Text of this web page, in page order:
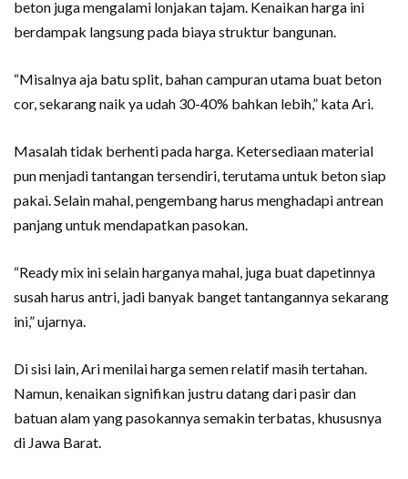
beton juga mengalami lonjakan tajam. Kenaikan harga ini
berdampak langsung pada biaya struktur bangunan.
“Misalnya aja batu split, bahan campuran utama buat beton
cor, sekarang naik ya udah 30-40% bahkan lebih,” kata Ari.
Masalah tidak berhenti pada harga. Ketersediaan material
pun menjadi tantangan tersendiri, terutama untuk beton siap
pakai. Selain mahal, pengembang harus menghadapi antrean
panjang untuk mendapatkan pasokan.
“Ready mix ini selain harganya mahal, juga buat dapetinnya
susah harus antri, jadi banyak banget tantangannya sekarang
ini,” ujarnya.
Di sisi lain, Ari menilai harga semen relatif masih tertahan.
Namun, kenaikan signifikan justru datang dari pasir dan
batuan alam yang pasokannya semakin terbatas, khususnya
di Jawa Barat.